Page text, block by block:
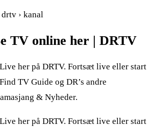
› kanal
TV online her | DRTV
her på DRTV. Fortsæt live eller start
TV Guide og DR’s andre
& Nyheder.
her på DRTV. Fortsæt live eller start